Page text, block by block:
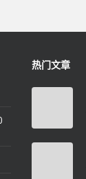
热门文章